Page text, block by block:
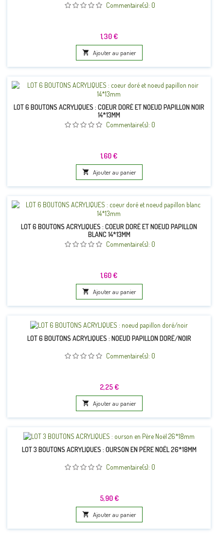
Commentaire(s): 0
Prix
1,30 €
 Ajouter au panier
LOT 6 BOUTONS ACRYLIQUES : COEUR DORÉ ET NOEUD PAPILLON NOIR
14*13MM
Commentaire(s): 0
Prix
1,60 €
 Ajouter au panier
LOT 6 BOUTONS ACRYLIQUES : COEUR DORÉ ET NOEUD PAPILLON
BLANC 14*13MM
Commentaire(s): 0
Prix
1,60 €
 Ajouter au panier
LOT 6 BOUTONS ACRYLIQUES : NOEUD PAPILLON DORÉ/NOIR
Commentaire(s): 0
Prix
2,25 €
 Ajouter au panier
LOT 3 BOUTONS ACRYLIQUES : OURSON EN PÈRE NOËL 26*18MM
Commentaire(s): 0
Prix
5,90 €
 Ajouter au panier